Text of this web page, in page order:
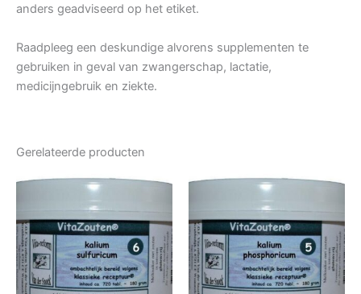
anders geadviseerd op het etiket.
Raadpleeg een deskundige alvorens supplementen te
gebruiken in geval van zwangerschap, lactatie,
medicijngebruik en ziekte.
Gerelateerde producten